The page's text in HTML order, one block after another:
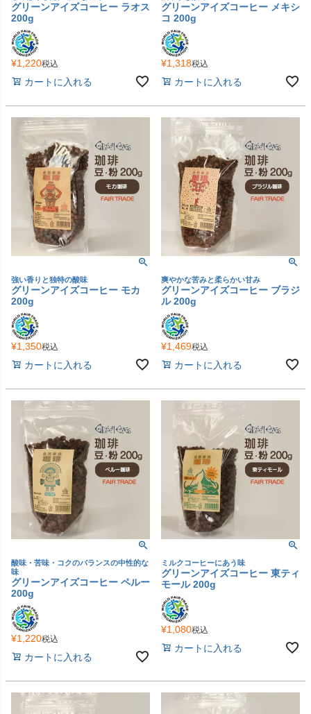
グリーンアイズコーヒー ラオス
200g
¥1,220税込
カートに入れる
グリーンアイズコーヒー メキシ
コ 200g
¥1,318税込
カートに入れる
強い香りと独特の酸味
グリーンアイズコーヒー モカ
200g
¥1,350税込
カートに入れる
爽やかな苦みと柔らかい甘み
グリーンアイズコーヒー ブラジ
ル 200g
¥1,469税込
カートに入れる
酸味・苦味・コクのバランスの中性的な
味
グリーンアイズコーヒー ペルー
200g
¥1,220税込
カートに入れる
ミルクコーヒーにあう味
グリーンアイズコーヒー 東ティ
モール 200g
¥1,080税込
カートに入れる